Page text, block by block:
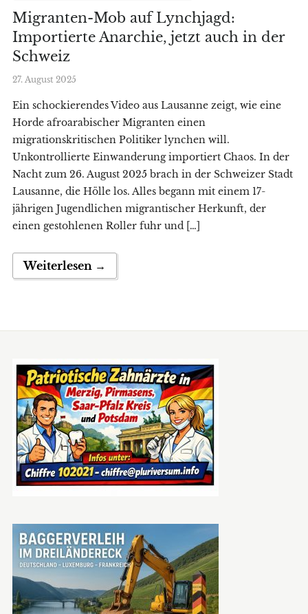
Migranten-Mob auf Lynchjagd:
Importierte Anarchie, jetzt auch in der
Schweiz
27. August 2025
Ein schockierendes Video aus Lausanne zeigt, wie eine
Horde afroarabischer Migranten einen
migrationskritischen Politiker lynchen will.
Unkontrollierte Einwanderung importiert Chaos. In der
Nacht zum 26. August 2025 brach in der Schweizer Stadt
Lausanne, die Hölle los. Alles begann mit einem 17-
jährigen Jugendlichen migrantischer Herkunft, der
einen gestohlenen Roller fuhr und […]
Weiterlesen →